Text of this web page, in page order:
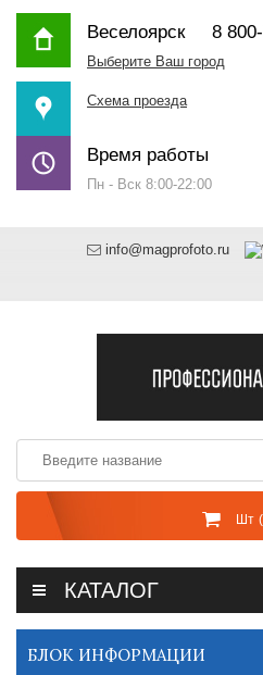
Веселоярск8 800-
Выберите Ваш город
Схема проезда
Время работы
Пн - Вск 8:00-22:00
info@magprofoto.ru
Шт
КАТАЛОГ
БЛОК ИНФОРМАЦИИ